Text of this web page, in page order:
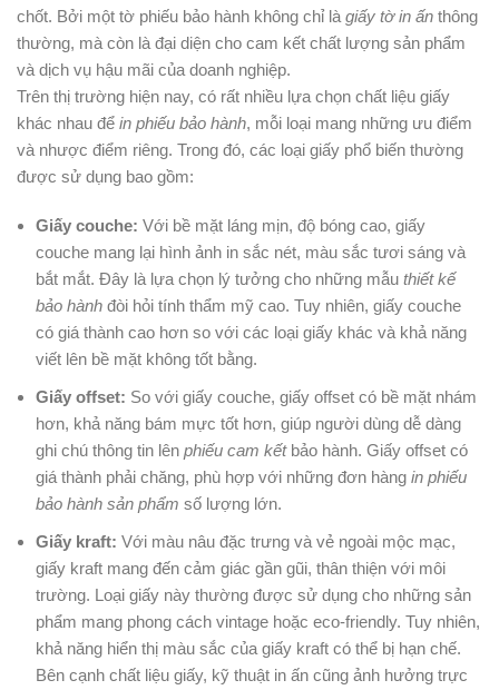
chốt. Bởi một tờ phiếu bảo hành không chỉ là giấy tờ in ấn thông
thường, mà còn là đại diện cho cam kết chất lượng sản phẩm
và dịch vụ hậu mãi của doanh nghiệp.
Trên thị trường hiện nay, có rất nhiều lựa chọn chất liệu giấy
khác nhau để in phiếu bảo hành, mỗi loại mang những ưu điểm
và nhược điểm riêng. Trong đó, các loại giấy phổ biến thường
được sử dụng bao gồm:
Giấy couche: Với bề mặt láng mịn, độ bóng cao, giấy
couche mang lại hình ảnh in sắc nét, màu sắc tươi sáng và
bắt mắt. Đây là lựa chọn lý tưởng cho những mẫu thiết kế
bảo hành đòi hỏi tính thẩm mỹ cao. Tuy nhiên, giấy couche
có giá thành cao hơn so với các loại giấy khác và khả năng
viết lên bề mặt không tốt bằng.
Giấy offset: So với giấy couche, giấy offset có bề mặt nhám
hơn, khả năng bám mực tốt hơn, giúp người dùng dễ dàng
ghi chú thông tin lên phiếu cam kếtbảo hành. Giấy offset có
giá thành phải chăng, phù hợp với những đơn hàng in phiếu
bảo hành sản phẩm số lượng lớn.
Giấy kraft: Với màu nâu đặc trưng và vẻ ngoài mộc mạc,
giấy kraft mang đến cảm giác gần gũi, thân thiện với môi
trường. Loại giấy này thường được sử dụng cho những sản
phẩm mang phong cách vintage hoặc eco-friendly. Tuy nhiên,
khả năng hiển thị màu sắc của giấy kraft có thể bị hạn chế.
Bên cạnh chất liệu giấy, kỹ thuật in ấn cũng ảnh hưởng trực